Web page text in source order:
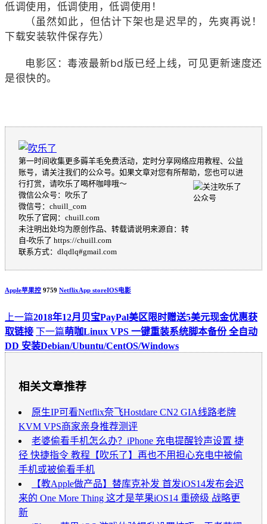
低调使用，低调使用，低调使用！
（虽然如此，但估计下架也是迟早的，先爽再说！
下载安装软件保存先）
电影区：毒液最新bd版已经上线，可见更新速度还
是很快的。
第一时间收集更多薅羊毛免费活动，定时分享网络应用教程、公益
账号，请关注我们的公众号。如果文章对您有所帮助，您也可以进
行打赏，请吹乐了喝杯咖啡哦～
微信公众号：吹乐了
微信号：chuill_com
吹乐了官网：chuill.com
未注明出处均为原创作品、转载请说明来源自：转
自-吹乐了 https://chuill.com
联系方式：dlqdlq#gmail.com
Apple苹果控 9759 NetflixApp storeIOS电影
上一篇2018年12月贝宝PayPal美区限时赠送5美元现金优惠获
取链接 下一篇萌咖Linux VPS 一键重装系统脚本备份 全自动
DD 安装Debian/Ubuntu/CentOS/Windows
相关文章推荐
原生IP可看Netflix奈飞Hostdare CN2 GIA线路老牌
KVM VPS商家亲身推荐测评
老婆偷看手机怎么办？iPhone 充电提醒铃声设置 捷
径 快捷指令 教程【吹乐了】再也不用担心充电中被偷
手机或被偷看手机
【教Apple做产品】替库克补发 首发iOS14发布会迟
来的 One More Thing 这才是苹果iOS14 重磅级 战略更
新